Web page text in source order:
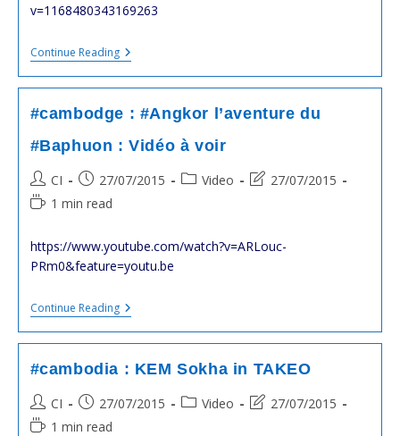
v=1168480343169263
Continue Reading#cambodia
:
KEM
From
Prey
Sar
Prison
#cambodge : #Angkor l’aventure du
#Baphuon : Vidéo à voir
Post
author:
CI
Post
published:
27/07/2015
PostVideo
Post27/07/2015
Reading1 min read
https://www.youtube.com/watch?v=ARLouc-
PRm0&feature=youtu.be
Continue Reading#cambodge
:
#Angkor
Du
#Baphuon
Vidéo
#cambodia : KEM Sokha in TAKEO
Post
author:
CI
Post
published:
27/07/2015
PostVideo
Post27/07/2015
Reading1 min read